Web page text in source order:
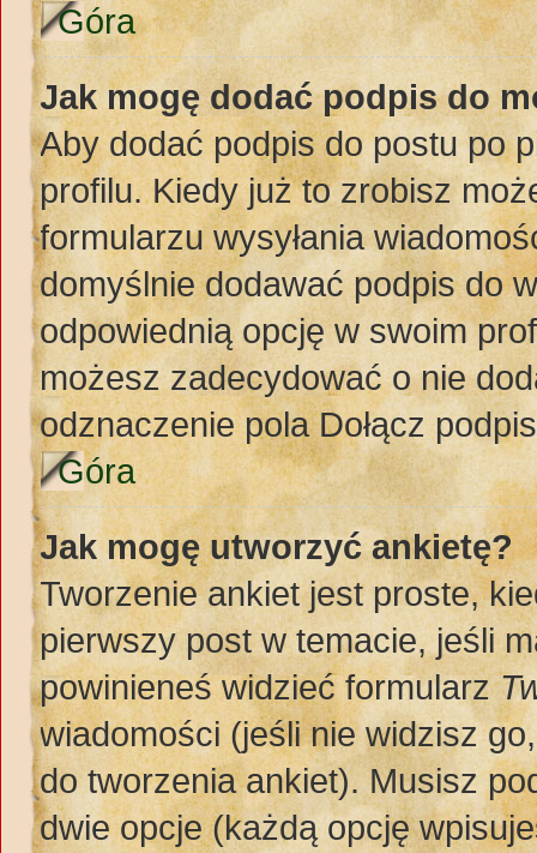
Góra
Jak mogę dodać podpis do
Aby dodać podpis do postu po
profilu. Kiedy już to zrobisz
formularzu wysyłania
domyślnie dodawać podpis do
odpowiednią opcję w swoim
możesz zadecydować o nie
odznaczenie pola Dołącz
Góra
Jak mogę utworzyć ankietę?
Tworzenie ankiet jest proste,
pierwszy post w temacie, jeśli
powinieneś widzieć formularz
wiadomości (jeśli nie widzisz
do tworzenia ankiet). Musisz
dwie opcje (każdą opcję